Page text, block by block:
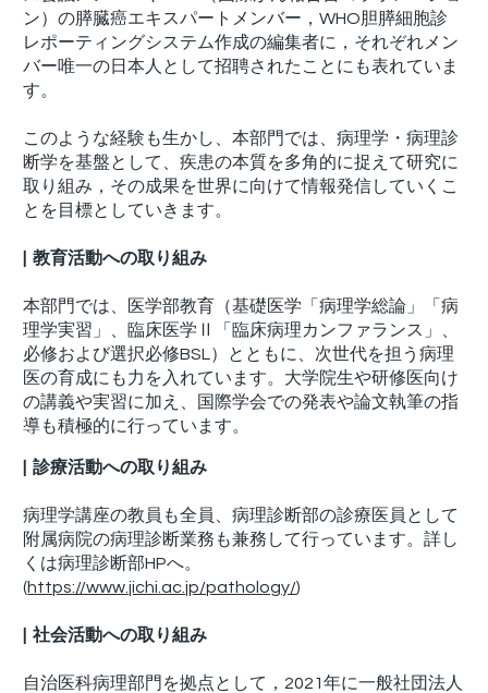
ン）の膵臓癌エキスパートメンバー，WHO胆膵細胞診
レポーティングシステム作成の編集者に，それぞれメン
バー唯一の日本人として招聘されたことにも表れていま
す。
このような経験も生かし、本部門では、病理学・病理診
断学を基盤として、疾患の本質を多角的に捉えて研究に
取り組み，その成果を世界に向けて情報発信していくこ
とを目標としていきます。
| 教育活動への取り組み
本部門では、医学部教育（基礎医学「病理学総論」「病
理学実習」、臨床医学Ⅱ「臨床病理カンファランス」、
必修および選択必修BSL）とともに、次世代を担う病理
医の育成にも力を入れています。大学院生や研修医向け
の講義や実習に加え、国際学会での発表や論文執筆の指
導も積極的に行っています。
| 診療活動への取り組み
病理学講座の教員も全員、病理診断部の診療医員として
附属病院の病理診断業務も兼務して行っています。詳し
くは病理診断部HPへ。
(https://www.jichi.ac.jp/pathology/)
| 社会活動への取り組み
自治医科病理部門を拠点として，2021年に一般社団法人